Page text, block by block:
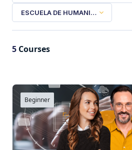
Search courses
ESCUELA DE HUMANIDADES Y
5 Courses
Beginner